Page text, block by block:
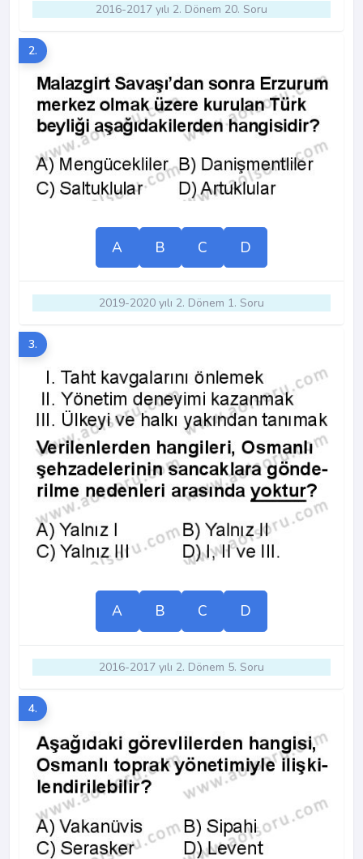
2016-2017 yılı 2. Dönem 20. Soru
2.
A B C D
2019-2020 yılı 2. Dönem 1. Soru
3.
A B C D
2016-2017 yılı 2. Dönem 5. Soru
4.